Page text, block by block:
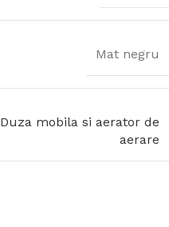
Mat negru
Duza mobila si aerator de
aerare